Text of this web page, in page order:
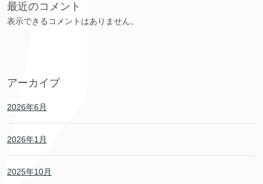
最近のコメント
表示できるコメントはありません。
アーカイブ
2026年6月
2026年1月
2025年10月